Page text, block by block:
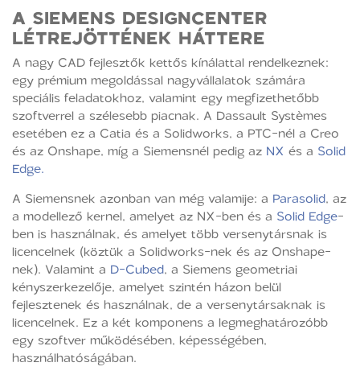
A SIEMENS DESIGNCENTER
LÉTREJÖTTÉNEK HÁTTERE
A nagy CAD fejlesztők kettős kínálattal rendelkeznek:
egy prémium megoldással nagyvállalatok számára
speciális feladatokhoz, valamint egy megfizethetőbb
szoftverrel a szélesebb piacnak. A Dassault Systèmes
esetében ez a Catia és a Solidworks, a PTC-nél a Creo
és az Onshape, míg a Siemensnél pedig az NX és a Solid
Edge.
A Siemensnek azonban van még valamije: a Parasolid, az
a modellező kernel, amelyet az NX-ben és a Solid Edge-
ben is használnak, és amelyet több versenytársnak is
licencelnek (köztük a Solidworks-nek és az Onshape-
nek). Valamint a D-Cubed, a Siemens geometriai
kényszerkezelője, amelyet szintén házon belül
fejlesztenek és használnak, de a versenytársaknak is
licencelnek. Ez a két komponens a legmeghatározóbb
egy szoftver működésében, képességében,
használhatóságában.